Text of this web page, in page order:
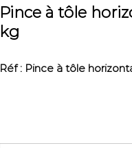
Pince à tôle
kg
Réf : Pince à tôle